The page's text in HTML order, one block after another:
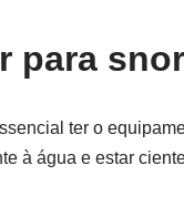
para
ter o
à água e estar